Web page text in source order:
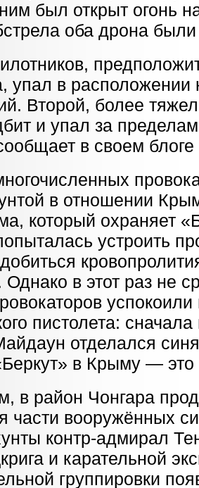
был открыт огонь
оба дрона
упал в расположении
Второй, более
и упал за
в своем
в отношении
который охраняет
устроить
Однако в этот раз не
пистолета:
отделался
в Крыму — это
в район Чонгара
части вооружённых
контр-адмирал
и карательной
группировки